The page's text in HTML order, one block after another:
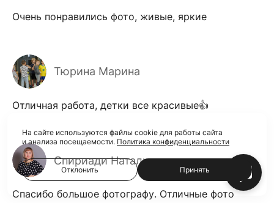
Очень понравились фото, живые, яркие
Тюрина Марина
Отличная работа, детки все красивые👍
Спириади Наталья
Спасибо большое фотографу. Отличные фото
На сайте используются файлы cookie для работы сайта
и анализа посещаемости. Политика конфиденциальности
Отклонить Принять